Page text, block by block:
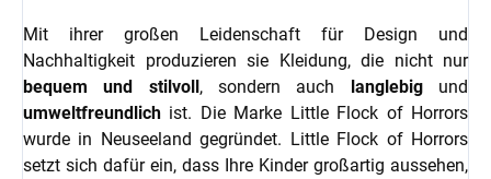
Mit ihrer großen Leidenschaft für Design und
Nachhaltigkeit produzieren sie Kleidung, die nicht nur
bequem und stilvoll, sondern auch langlebigund
umweltfreundlich ist. Die Marke Little Flock of Horrors
wurde in Neuseeland gegründet. Little Flock of Horrors
setzt sich dafür ein, dass Ihre Kinder großartig aussehen,